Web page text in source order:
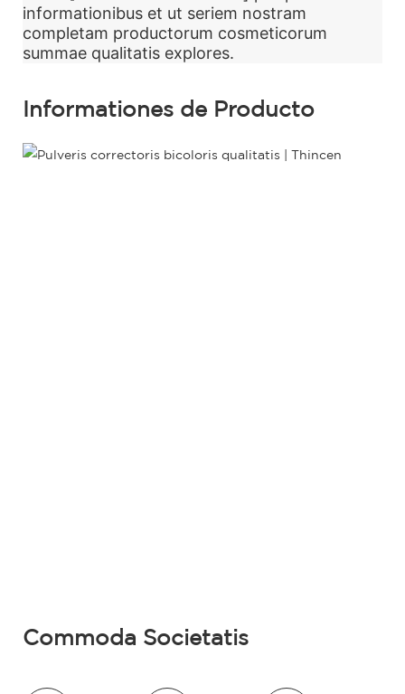
informationibus et ut seriem nostram
completam productorum cosmeticorum
summae qualitatis explores.
Informationes de Producto
Commoda Societatis